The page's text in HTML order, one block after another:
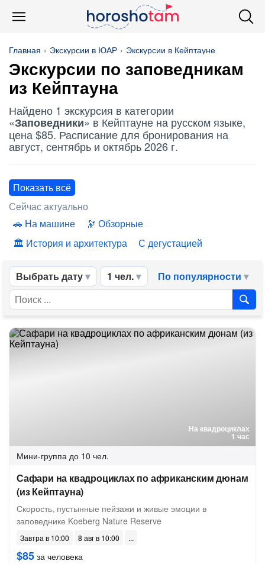
Главная Экскурсии в ЮАР Экскурсии в Кейптауне
Экскурсии по заповедникам
из Кейптауна
Найдено 1 экскурсия в категории
«Заповедники» в Кейптауне на русском языке,
цена $85. Расписание для бронирования на
август, сентябрь и октябрь 2026 г.
Показать всё
Сейчас актуально
На машине
Обзорные
История и архитектура
С дегустацией
Выбрать дату 1 чел. По популярности
На квадроциклах
1 час
Мини-группа до 10 чел.
Сафари на квадроциклах по африканским дюнам
(из Кейптауна)
Скорость, пустынные пейзажи и живые эмоции в
заповеднике Koeberg Nature Reserve
Завтра в 10:00 8 авг в 10:00
$85 за человека